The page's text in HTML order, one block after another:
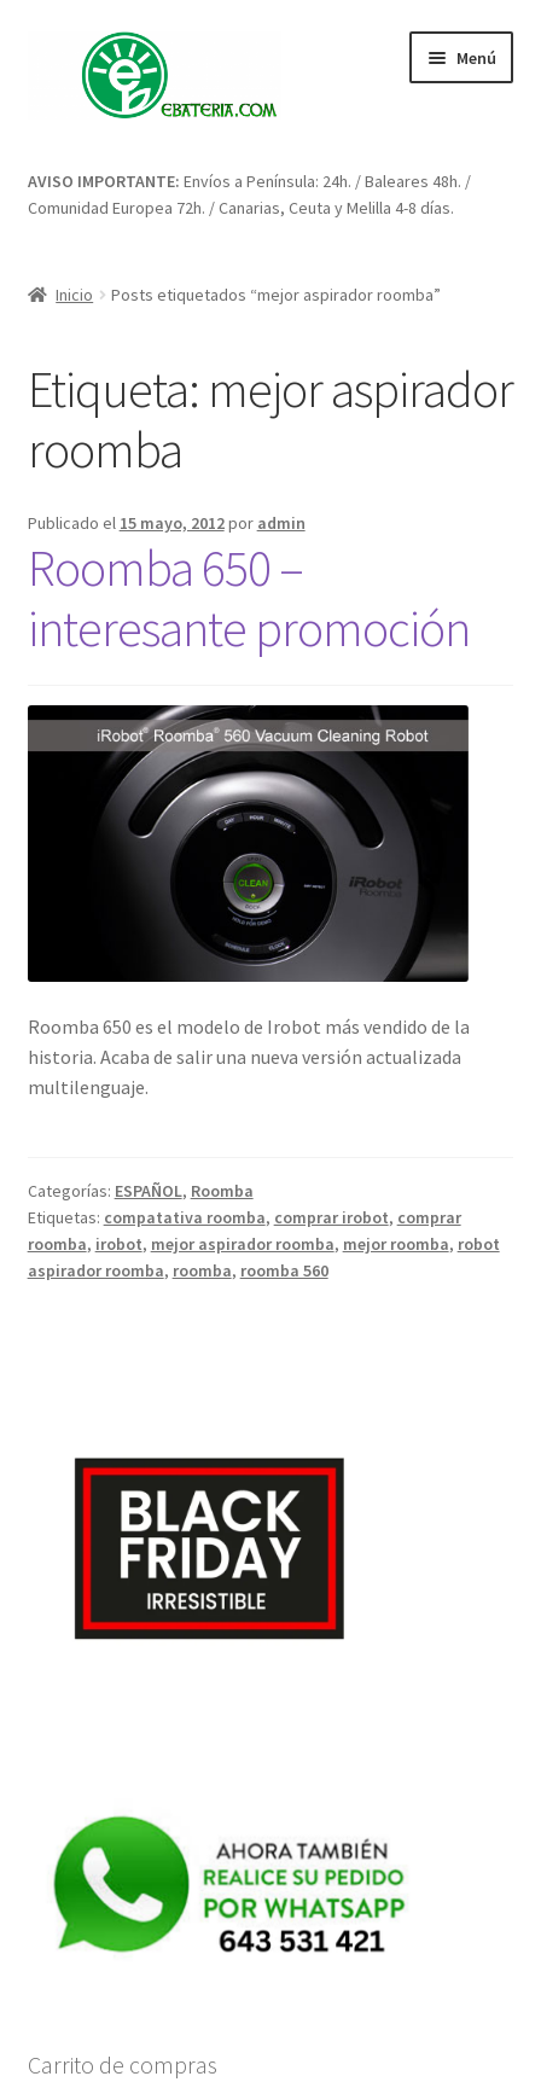
contenido
Menú
Blog: artículos y consejos
Contacto
Enova Bateria para Roomba
Finalizar compra
AVISO IMPORTANTE: Envíos a Península: 24h. / Baleares 48h. /
Comunidad Europea 72h. / Canarias, Ceuta y Melilla 4-8 días.
Inicio Posts etiquetados “mejor aspirador roomba”
Etiqueta: mejor aspirador
roomba
Publicado el 15 mayo, 2012por admin
Roomba 650 –
interesante promoción
Roomba 650 es el modelo de Irobot más vendido de la
historia. Acaba de salir una nueva versión actualizada
multilenguaje.
Categorías: ESPAÑOL, Roomba
Etiquetas: compatativa roomba, comprar irobot, comprar
roomba, irobot, mejor aspirador roomba, mejor roomba, robot
aspirador roomba, roomba, roomba 560
Carrito de compras